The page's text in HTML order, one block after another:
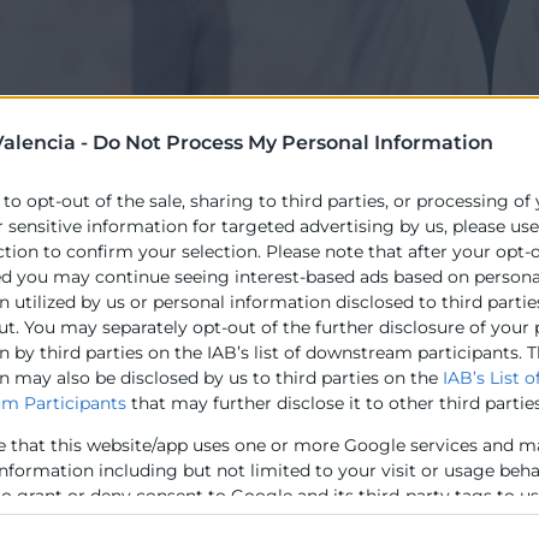
- Do Not Process My Personal Information
to opt-out of the sale, sharing to third parties, or processing of
sensitive information for targeted advertising by us, please
to confirm your selection. Please note that after your opt-
you may continue seeing interest-based ads based on
utilized by us or personal information disclosed to third
You may separately opt-out of the further disclosure of your
by third parties on the IAB’s list of downstream participants.
may also be disclosed by us to third parties on the IAB’s List
Participants that may further disclose it to other third
that this website/app uses one or more Google services and
including but not limited to your visit or usage
grant or deny consent to Google and its third-party tags to
specified purposes in below Google consent section.
del Pla Espanya Emprén és contribuir a la posada en
de manera especial en la seua sostenibilitat i
específics es plantegen:
dels serveis necessaris per a atendre el conjunt de
dels canals presencial i en línia amb plena coherència i
dels serveis prestats a les peculiaritats i necessitats
l’actuació.